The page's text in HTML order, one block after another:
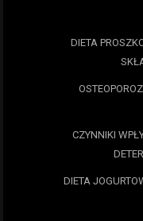
DIETA
CZYNNIKI
DIETA